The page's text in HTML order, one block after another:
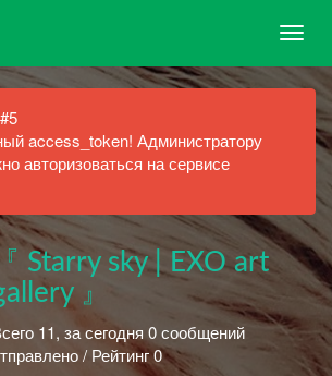
access_token! Администратору
авторизоваться на сервисе
Starry sky | EXO art
』
11, за сегодня 0 сообщений
/ Рейтинг 0